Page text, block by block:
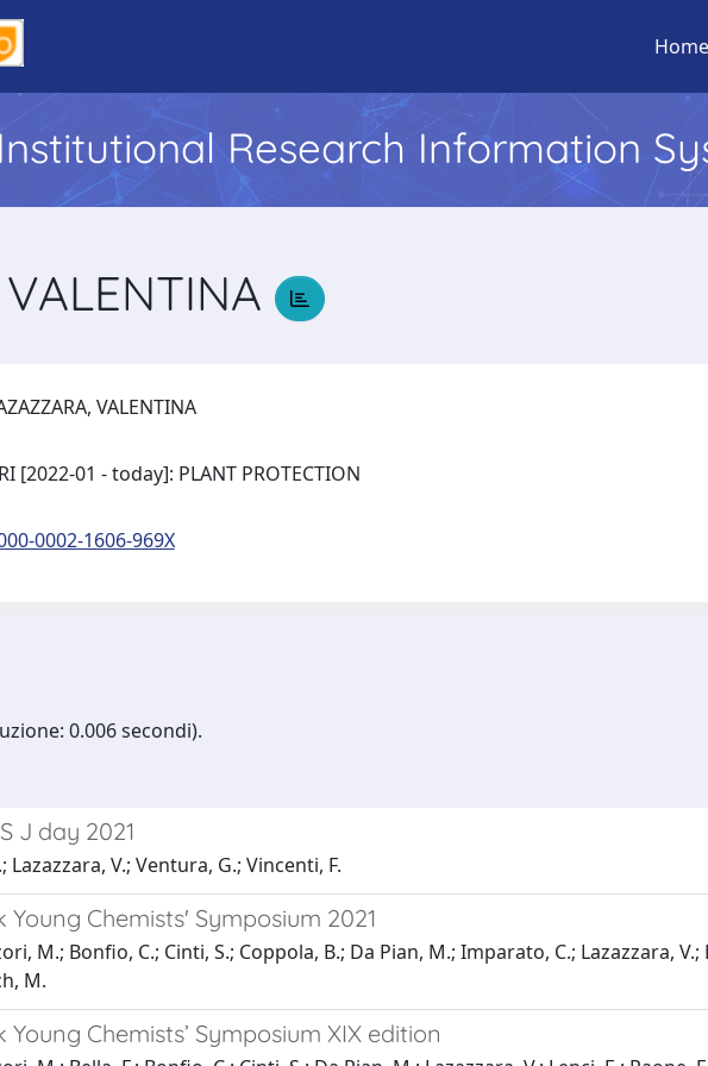
Home
Institutional Research Information
VALENTINA
[2022-01 - today]: PLANT PROTECTION
0002-1606-969X
0.006 secondi).
J day 2021
Lazazzara, V.; Ventura, G.; Vincenti, F.
Chemists' Symposium 2021
M.; Bonfio, C.; Cinti, S.; Coppola, B.; Da Pian, M.; Imparato, C.; Lazazzara,
M.
Chemists’ Symposium XIX edition